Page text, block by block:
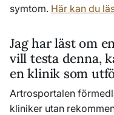
symtom. Här kan du
Jag har läst om
vill testa denna,
en klinik som
Artrosportalen
kliniker utan